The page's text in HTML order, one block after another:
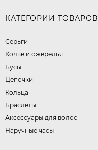
КАТЕГОРИИ ТОВАРОВ
Серьги
Колье и ожерелья
Бусы
Цепочки
Кольца
Браслеты
Аксессуары для волос
Наручные часы